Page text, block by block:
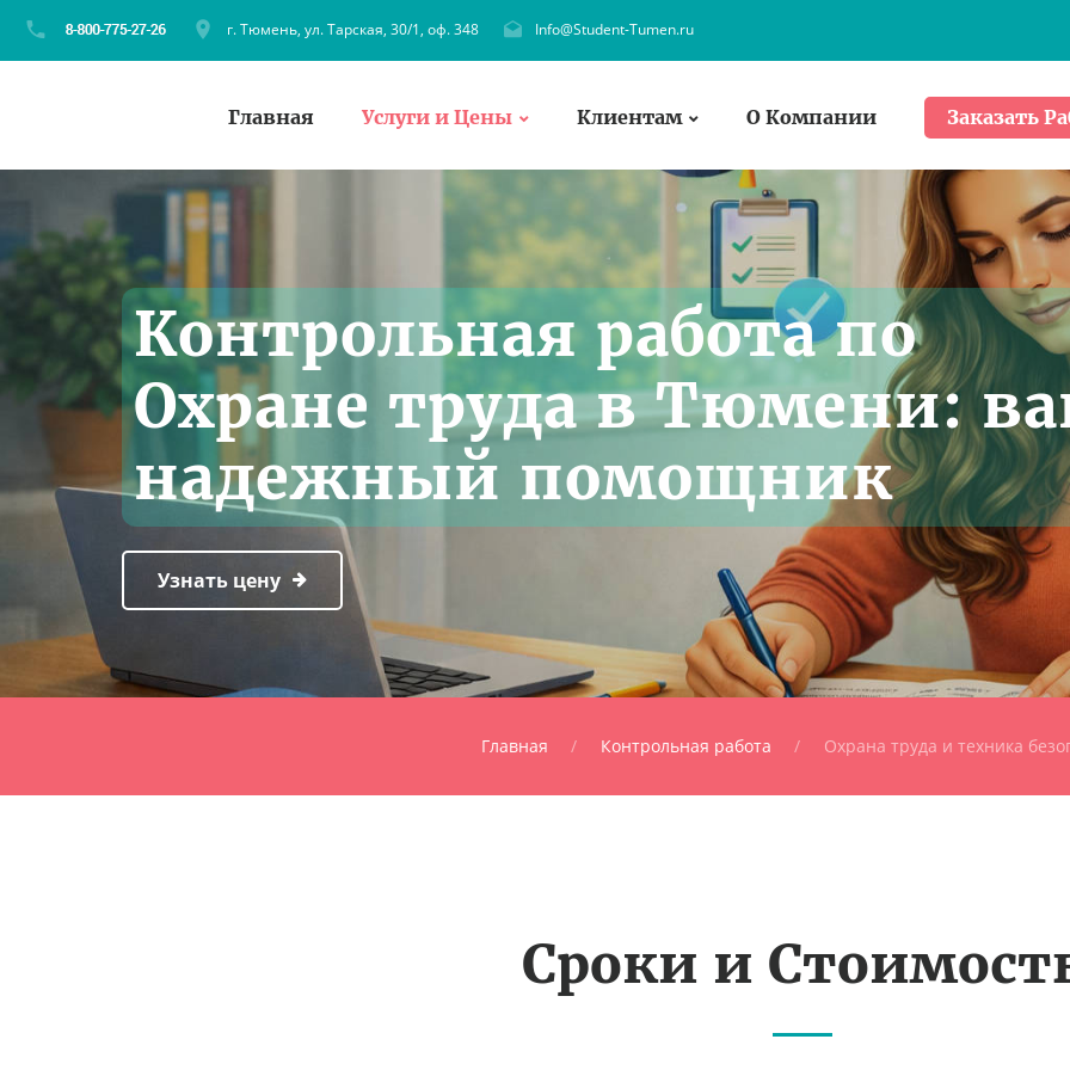
г. Тюмень, ул. Тарская, 30/1, оф. 348 Info@Student-Tumen.ru
Главная Услуги и Цены Клиентам О Компании Заказать
Контрольная работа по
Охране труда в Тюмени:
надежный помощник
Узнать цену
Главная Контрольная работа Охрана труда и техника
Сроки и